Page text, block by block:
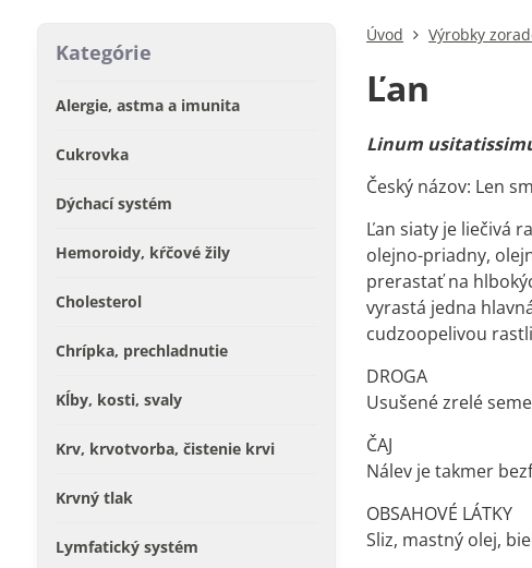
Úvod Výrobky
Ľan
Linum
Český názov: Len
Ľan siaty je liečivá
olejno-priadny,
prerastať na
vyrastá jedna
cudzoopelivou
DROGA
Usušené zrelé
ČAJ
Nálev je takmer
OBSAHOVÉ LÁTKY
Sliz, mastný olej,
Kategórie
Alergie, astma a imunita
Cukrovka
Dýchací systém
Hemoroidy, kŕčové žily
Cholesterol
Chrípka, prechladnutie
Kĺby, kosti, svaly
Krv, krvotvorba, čistenie krvi
Krvný tlak
Lymfatický systém